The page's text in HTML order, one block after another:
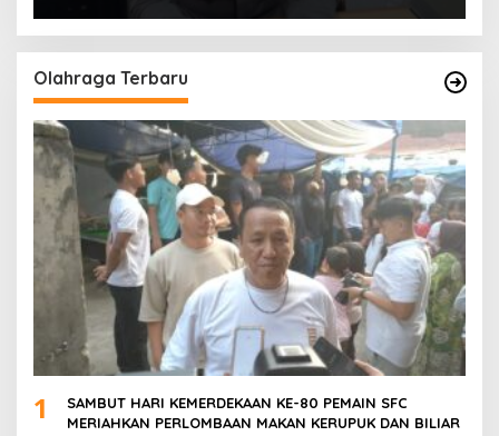
Olahraga Terbaru
1
SAMBUT HARI KEMERDEKAAN KE-80 PEMAIN SFC
MERIAHKAN PERLOMBAAN MAKAN KERUPUK DAN BILIAR